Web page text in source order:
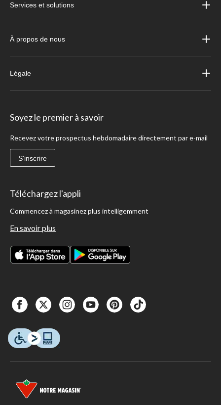
Services et solutions
À propos de nous
Légale
Soyez le premier à savoir
Recevez votre prospectus hebdomadaire directement par e-mail
S'inscrire
Téléchargez l'appli
Commencez à magasinez plus intelligemment
En savoir plus